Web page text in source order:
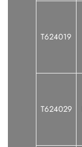
T624019
T624029